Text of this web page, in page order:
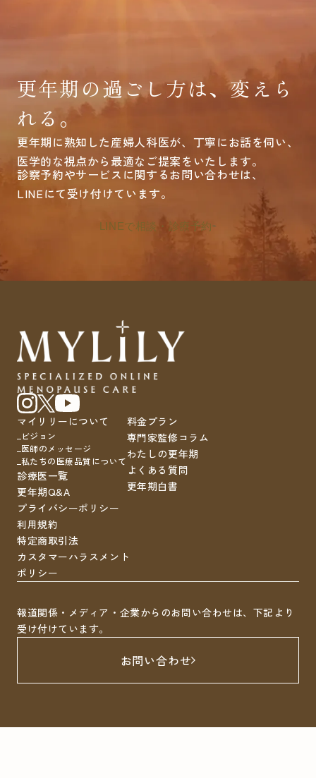
更年期の過ごし方は、変えら
れる。
更年期に熟知した産婦人科医が、丁寧にお話を伺い、
医学的な視点から最適なご提案をいたします。
診察予約やサービスに関するお問い合わせは、
LINEにて受け付けています。
LINEで相談・診療予約
マイリリーについて
ビジョン
医師のメッセージ
私たちの医療品質について
診療医一覧
更年期Q&A
料金プラン
専門家監修コラム
わたしの更年期
よくある質問
更年期白書
プライバシーポリシー
利用規約
特定商取引法
カスタマーハラスメント
ポリシー
報道関係・メディア・企業からのお問い合わせは、下記より
受け付けています。
お問い合わせ